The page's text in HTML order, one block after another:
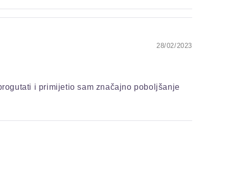
28/02/2023
i primijetio sam značajno poboljšanje